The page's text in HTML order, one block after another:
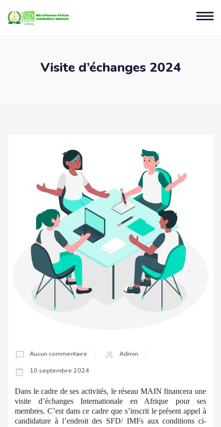
Visite d’échanges 2024
Aucun commentaire
Admin
10 septembre 2024
Dans le cadre de ses activités, le réseau MAIN financera une
visite d’échanges Internationale en Afrique pour ses
membres. C’est dans ce cadre que s’inscrit le présent appel à
candidature à l’endroit des SFD/ IMFs aux conditions ci-